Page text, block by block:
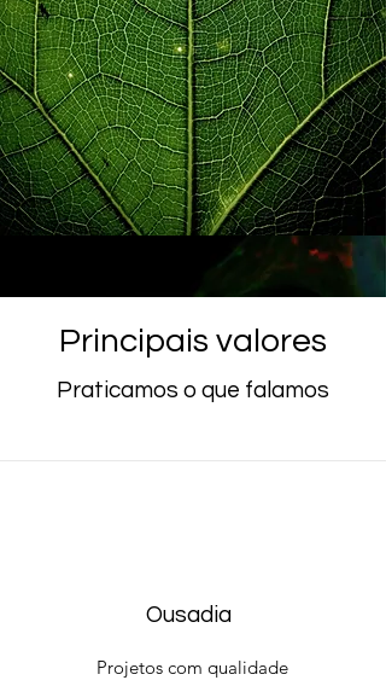
Principais valores
Praticamos o que falamos
Ousadia
Projetos com qualidade